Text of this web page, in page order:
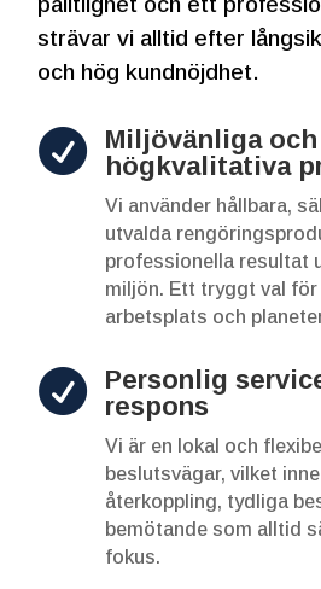
strävar vi alltid efter
och hög kundnöjdhet.

Miljövänliga och
högkvalitativa
Vi använder hållbara,
utvalda
professionella resultat
miljön. Ett tryggt val för
arbetsplats och

Personlig
respons
Vi är en lokal och
beslutsvägar, vilket
återkoppling, tydliga
bemötande som alltid
fokus.